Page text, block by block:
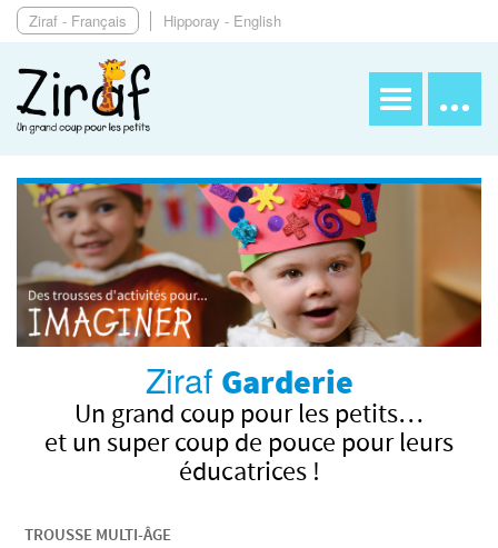
Ziraf - Français Hipporay - English
Ziraf Garderie
Un grand coup pour les petits…
et un super coup de pouce pour leurs
éducatrices !
TROUSSE MULTI-ÂGE